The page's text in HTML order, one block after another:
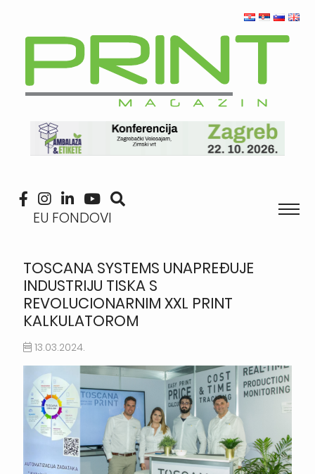
EU FONDOVI
TOSCANA SYSTEMS UNAPREĐUJE
INDUSTRIJU TISKA S
REVOLUCIONARNIM XXL PRINT
KALKULATOROM
13.03.2024.